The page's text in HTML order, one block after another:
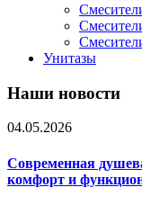
Унитазы
Наши новости
04.05.2026
Современная
комфорт и